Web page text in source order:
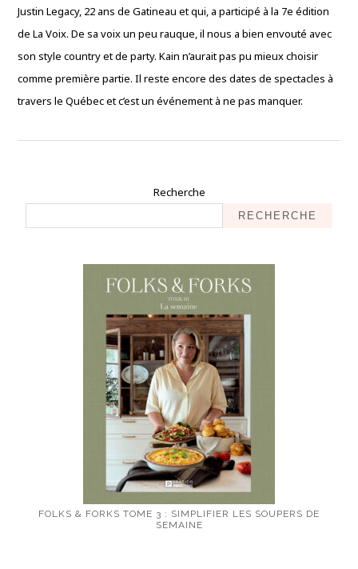
Justin Legacy, 22 ans de Gatineau et qui, a participé à la 7e édition
de La Voix. De sa voix un peu rauque, il nous a bien envouté avec
son style country et de party. Kain n’aurait pas pu mieux choisir
comme première partie. Il reste encore des dates de spectacles à
travers le Québec et c’est un événement à ne pas manquer.
Recherche
RECHERCHE
FOLKS & FORKS TOME 3 : SIMPLIFIER LES SOUPERS DE
SEMAINE